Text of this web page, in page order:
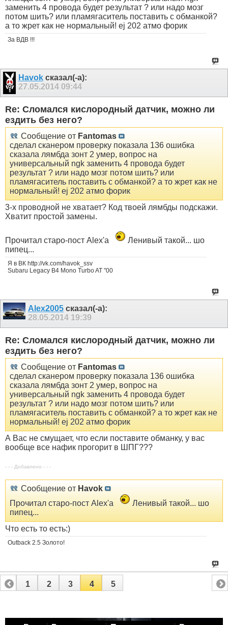
заменить 4 провода будет результат ? или надо мозг
потом шить? или пламягаситель поставить с обманкой?
а то жрет как не нормальный! ej 202 атмо форик
За ВДВ !!!
Havokсказал(-а):
27.05.2014 09:44
Re: Сломался кислородный датчик, можно ли
ездить без него?
Сообщение от Fantomas
сделал сканером проверку показала 136 ошибка
сказала лямбда зонт 2 умер, вопрос на
универсальный ngk заменить 4 провода будет
результат ? или надо мозг потом шить? или
пламягаситель поставить с обманкой? а то жрет как не
нормальный! ej 202 атмо форик
3-х проводной не хватает? Код твоей лямбды подскажи.
Хватит простой замены.
Прочитал старо-пост Alex'а
Ленивый такой... шо
пипец...
Я в ВК http://vk.com/havok_ssv
Subaru Legacy B4 Mono Turbo AT "00
Alex2005 сказал(-а):
28.05.2014 19:39
Re: Сломался кислородный датчик, можно ли
ездить без него?
Сообщение от Fantomas
сделал сканером проверку показала 136 ошибка
сказала лямбда зонт 2 умер, вопрос на
универсальный ngk заменить 4 провода будет
результат ? или надо мозг потом шить? или
пламягаситель поставить с обманкой? а то жрет как не
нормальный! ej 202 атмо форик
А Вас не смущает, что если поставите обманку, у вас
вообще все нафик прогорит в ШПГ???
- - - Добавлено - - -
Сообщение от Havok
Прочитал старо-пост Alex'а
Ленивый такой... шо
пипец...
Что есть то есть:)
Outback 2.5 Золото!
1 2 3 4 5